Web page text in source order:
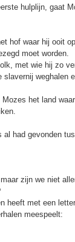
hulplijn, gaat
hof waar hij ooit
moet worden.
met wie hij zo
weghalen
het land
had gevonden
zijn we niet
heeft met een
meespeelt: